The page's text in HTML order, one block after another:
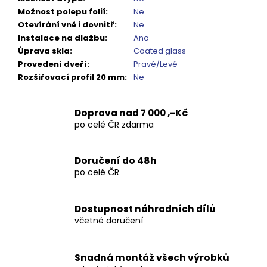
Možnost polepu folií:
Ne
Otevírání vně i dovnitř:
Ne
Instalace na dlažbu:
Ano
Úprava skla:
Coated glass
Provedení dveří:
Pravé/Levé
Rozšiřovací profil 20 mm: Ne
Doprava nad 7 000 ,-Kč
po celé ČR zdarma
Doručení do 48h
po celé ČR
Dostupnost náhradních dílů
včetně doručení
Snadná montáž všech výrobků